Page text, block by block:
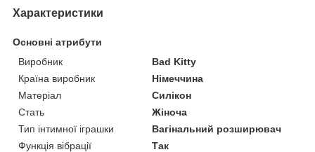
Характеристики
Основні атрибути
Виробник
Bad Kitty
Країна виробник
Німеччина
Матеріал
Силікон
Стать
Жіноча
Тип інтимної іграшки
Вагінальний розширювач
Функція вібрації
Так